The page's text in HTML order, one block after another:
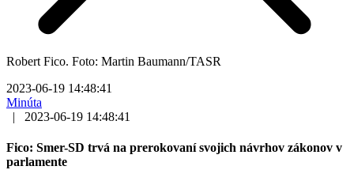
Robert Fico. Foto: Martin Baumann/TASR
2023-06-19 14:48:41
Minúta
|
2023-06-19 14:48:41
Fico: Smer-SD trvá na prerokovaní svojich návrhov zákonov v
parlamente